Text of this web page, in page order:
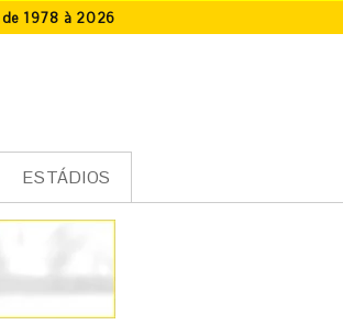
de 1978 à 2026
ESTÁDIOS